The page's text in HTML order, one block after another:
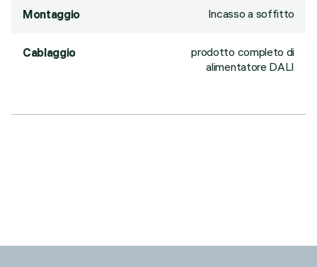
Montaggio Incasso a soffitto
Cablaggio
prodotto completo di
alimentatore DALI